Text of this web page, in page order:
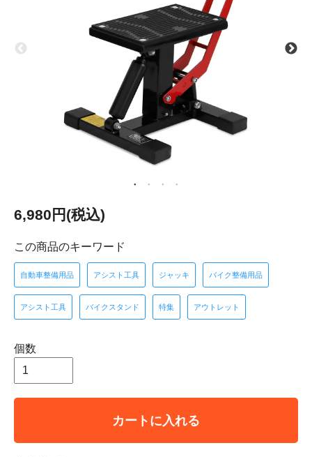
6,980円(税込)
この商品のキーワード
自動車整備用品 アシスト工具 ジャッキ バイク整備用品
アシスト工具 バイクスタンド 特集 アウトレット
個数
カートに入れる